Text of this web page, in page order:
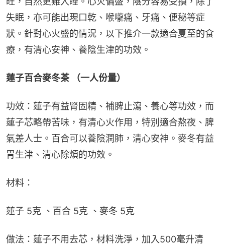
失眠，亦可能出現口乾、喉嚨痛、牙痛、便秘等症
狀。針對心火盛的情況，以下推介一款適合夏至的食
療，有清心安神、養陰生津的功效。
蓮子百合麥冬茶 （一人份量）
功效：蓮子有益腎固精、補脾止瀉、養心等功效，而
蓮子芯略帶苦味，有清心火作用，特別適合熬夜、脾
氣差人士。百合可以養陰潤肺，清心安神。麥冬有益
胃生津、清心除煩的功效。
材料：
蓮子 5克 、百合 5克 、麥冬 5克
做法：蓮子不用去芯，材料洗淨，加入500毫升清